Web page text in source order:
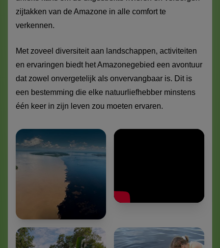
zijtakken van de Amazone in alle comfort te
verkennen.
Met zoveel diversiteit aan landschappen, activiteiten
en ervaringen biedt het Amazonegebied een avontuur
dat zowel onvergetelijk als onvervangbaar is. Dit is
een bestemming die elke natuurliefhebber minstens
één keer in zijn leven zou moeten ervaren.